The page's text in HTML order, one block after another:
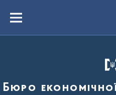
вмістуMenu
Бюро